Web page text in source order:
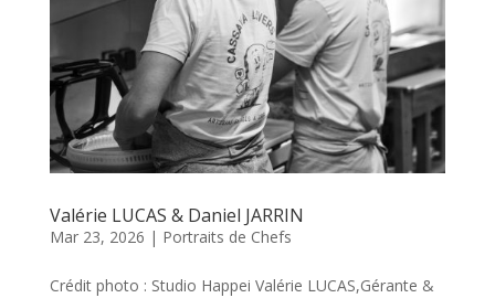
Valérie LUCAS & Daniel JARRIN
Mar 23, 2026 | Portraits de Chefs
Crédit photo : Studio Happei Valérie LUCAS,Gérante &